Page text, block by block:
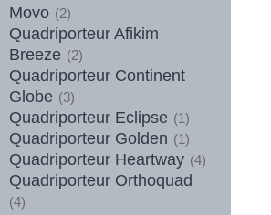
Movo (2)
Quadriporteur Afikim
Breeze (2)
Quadriporteur Continent
Globe (3)
Quadriporteur Eclipse (1)
Quadriporteur Golden (1)
Quadriporteur Heartway (4)
Quadriporteur Orthoquad
(4)